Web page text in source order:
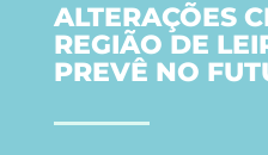
ALTERAÇÕES
REGIÃO DE
PREVÊ NO